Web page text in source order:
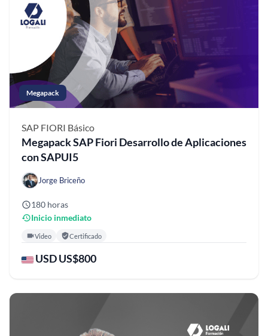
Megapack
SAP FIORI Básico
Megapack SAP Fiori Desarrollo de Aplicaciones
con SAPUI5
Jorge Briceño
180 horas
Inicio inmediato
Video Certificado
USD US$800